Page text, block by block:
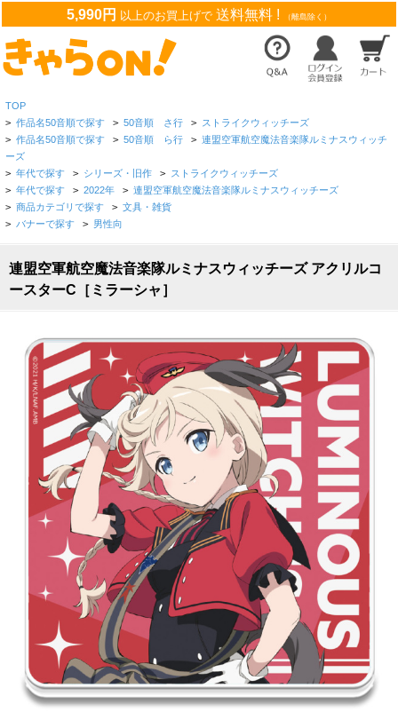
5,990円 以上のお買上げで 送料無料 ! （離島除く）
TOP
> 作品名50音順で探す > 50音順 さ行 > ストライクウィッチーズ
> 作品名50音順で探す > 50音順 ら行 > 連盟空軍航空魔法音楽隊ルミナスウィッチ
ーズ
> 年代で探す > シリーズ・旧作 > ストライクウィッチーズ
> 年代で探す > 2022年 > 連盟空軍航空魔法音楽隊ルミナスウィッチーズ
> 商品カテゴリで探す > 文具・雑貨
> バナーで探す > 男性向
連盟空軍航空魔法音楽隊ルミナスウィッチーズ アクリルコ
ースターC［ミラーシャ］